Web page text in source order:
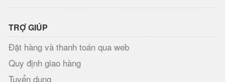
TRỢ GIÚP
Đặt hàng và thanh toán qua web
Quy định giao hàng
Tuyển dụng